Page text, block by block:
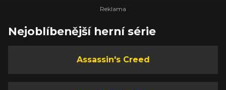
Nejoblíbenější herní série
Assassin's Creed